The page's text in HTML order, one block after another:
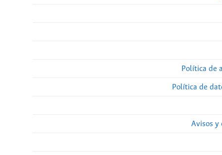
Política de
Política de
Avisos y